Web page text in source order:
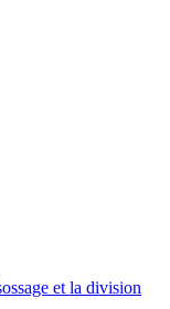
et la division